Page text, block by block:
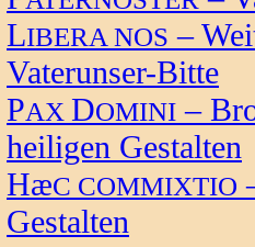
LIBERA NOS –
Vaterunser-Bitte
PAX DOMINI –
heiligen Gestalten
HæC COMMIXTIO
Gestalten